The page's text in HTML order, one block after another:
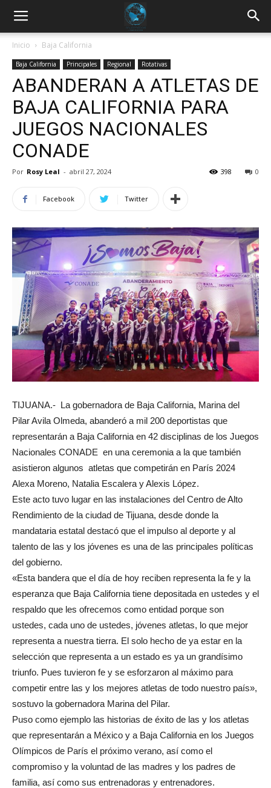
Inicio Baja California
Baja California Principales Regional Rotativas
ABANDERAN A ATLETAS DE
BAJA CALIFORNIA PARA
JUEGOS NACIONALES
CONADE
Por Rosy Leal - abril 27, 2024 0
398
Facebook Twitter
TIJUANA.- La gobernadora de Baja California, Marina del
Pilar Avila Olmeda, abanderó a mil 200 deportistas que
representarán a Baja California en 42 disciplinas de los Juegos
Nacionales CONADE en una ceremonia a la que también
asistieron algunos atletas que competirán en París 2024
Alexa Moreno, Natalia Escalera y Alexis López.
Este acto tuvo lugar en las instalaciones del Centro de Alto
Rendimiento de la ciudad de Tijuana, desde donde la
mandataria estatal destacó que el impulso al deporte y al
talento de las y los jóvenes es una de las principales políticas
del gobierno.
«Esta bandera que el día de hoy reciben representa la fe y la
esperanza que Baja California tiene depositada en ustedes y el
respaldo que les ofrecemos como entidad porque son
ustedes, cada uno de ustedes, jóvenes atletas, lo que mejor
representa a nuestra tierra. El solo hecho de ya estar en la
selección que representa a un estado es ya un grandísimo
triunfo. Pues tuvieron fe y se esforzaron al máximo para
competir entre las y los mejores atletas de todo nuestro país»,
sostuvo la gobernadora Marina del Pilar.
Puso como ejemplo las historias de éxito de las y los atletas
que representarán a México y a Baja California en los Juegos
Olímpicos de París el próximo verano, así como el
compromiso y la voluntad de las madres y los padres de
familia, así como sus entrenadoras y entrenadores.